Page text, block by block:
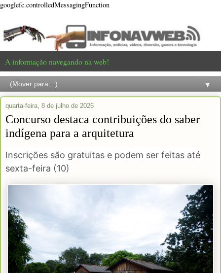
googlefc.controlledMessagingFunction
A informação navegando na web!
▼
quarta-feira, 8 de julho de 2026
Concurso destaca contribuições do saber
indígena para a arquitetura
Inscrições são gratuitas e podem ser feitas até
sexta-feira (10)